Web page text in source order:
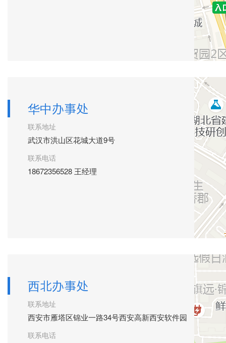
华中办事处
联系地址
武汉市洪山区花城大道9号
联系电话
18672356528 王经理
西北办事处
联系地址
西安市雁塔区锦业一路34号西安高新西安软件园
联系电话